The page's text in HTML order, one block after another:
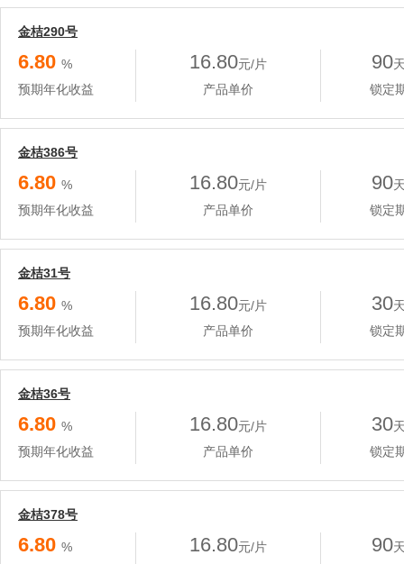
金桔290号
6.80 %
预期年化收益
16.80元/片
产品单价
90
锁定
金桔386号
6.80 %
预期年化收益
16.80元/片
产品单价
90
锁定
金桔31号
6.80 %
预期年化收益
16.80元/片
产品单价
30
锁定
金桔36号
6.80 %
预期年化收益
16.80元/片
产品单价
30
锁定
金桔378号
6.80 %
16.80元/片
90